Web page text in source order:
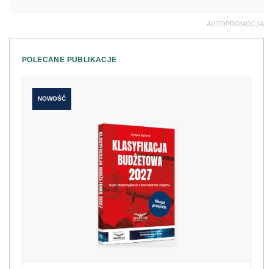
AUTOPROMOCJA
POLECANE PUBLIKACJE
NOWOŚĆ